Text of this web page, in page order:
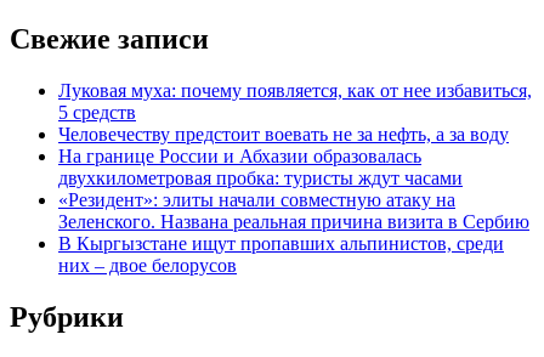
Свежие записи
Луковая муха: почему появляется, как от нее избавиться,
5 средств
Человечеству предстоит воевать не за нефть, а за воду
На границе России и Абхазии образовалась
двухкилометровая пробка: туристы ждут часами
«Резидент»: элиты начали совместную атаку на
Зеленского. Названа реальная причина визита в Сербию
В Кыргызстане ищут пропавших альпинистов, среди
них – двое белорусов
Рубрики